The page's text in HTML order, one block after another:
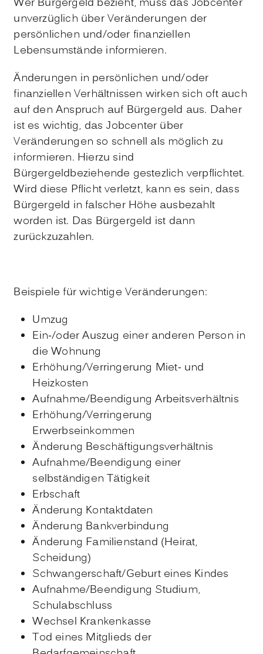
Wer Bürgergeld bezieht, muss das Jobcenter
unverzüglich über Veränderungen der
persönlichen und/oder finanziellen
Lebensumstände informieren.
Änderungen in persönlichen und/oder
finanziellen Verhältnissen wirken sich oft auch
auf den Anspruch auf Bürgergeld aus. Daher
ist es wichtig, das Jobcenter über
Veränderungen so schnell als möglich zu
informieren. Hierzu sind
Bürgergeldbeziehende gestezlich verpflichtet.
Wird diese Pflicht verletzt, kann es sein, dass
Bürgergeld in falscher Höhe ausbezahlt
worden ist. Das Bürgergeld ist dann
zurückzuzahlen.
Beispiele für wichtige Veränderungen:
Umzug
Ein-/oder Auszug einer anderen Person in
die Wohnung
Erhöhung/Verringerung Miet- und
Heizkosten
Aufnahme/Beendigung Arbeitsverhältnis
Erhöhung/Verringerung
Erwerbseinkommen
Änderung Beschäftigungsverhältnis
Aufnahme/Beendigung einer
selbständigen Tätigkeit
Erbschaft
Änderung Kontaktdaten
Änderung Bankverbindung
Änderung Familienstand (Heirat,
Scheidung)
Schwangerschaft/Geburt eines Kindes
Aufnahme/Beendigung Studium,
Schulabschluss
Wechsel Krankenkasse
Tod eines Mitglieds der